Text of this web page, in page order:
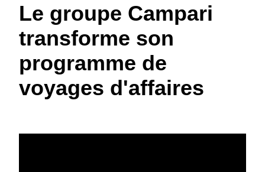
Canada (English)
Canada (Français)
México (Español)
Brasil (Português)
United Kingdom (English)
France (Français)
Deutschland (Deutsch)
Italia (Italiano)
ASIA PACIFIC
Australia (English)
India (English)
Le groupe Campari
transforme son
programme de
voyages d'affaires